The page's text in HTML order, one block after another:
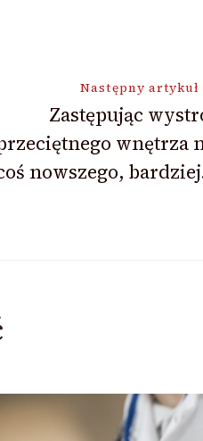
Następny artykuł
Zastępując
wnętrza
nowszego,